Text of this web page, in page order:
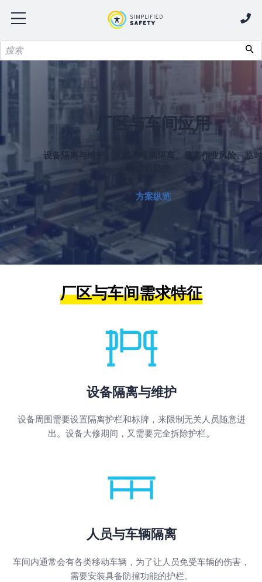
厂区与车间应用
设备隔离与维护、人员与车辆隔离、登高作业风险、临时
方案纵览
厂区与车间需求特征
设备隔离与维护
设备周围需要设置隔离护栏和标牌，来限制无关人员随意进
出。设备大修期间，又需要完全拆除护栏。
人员与车辆隔离
车间内通常会有各类移动车辆，为了让人员免受车辆的伤害，
需要安装具备防撞功能的护栏。